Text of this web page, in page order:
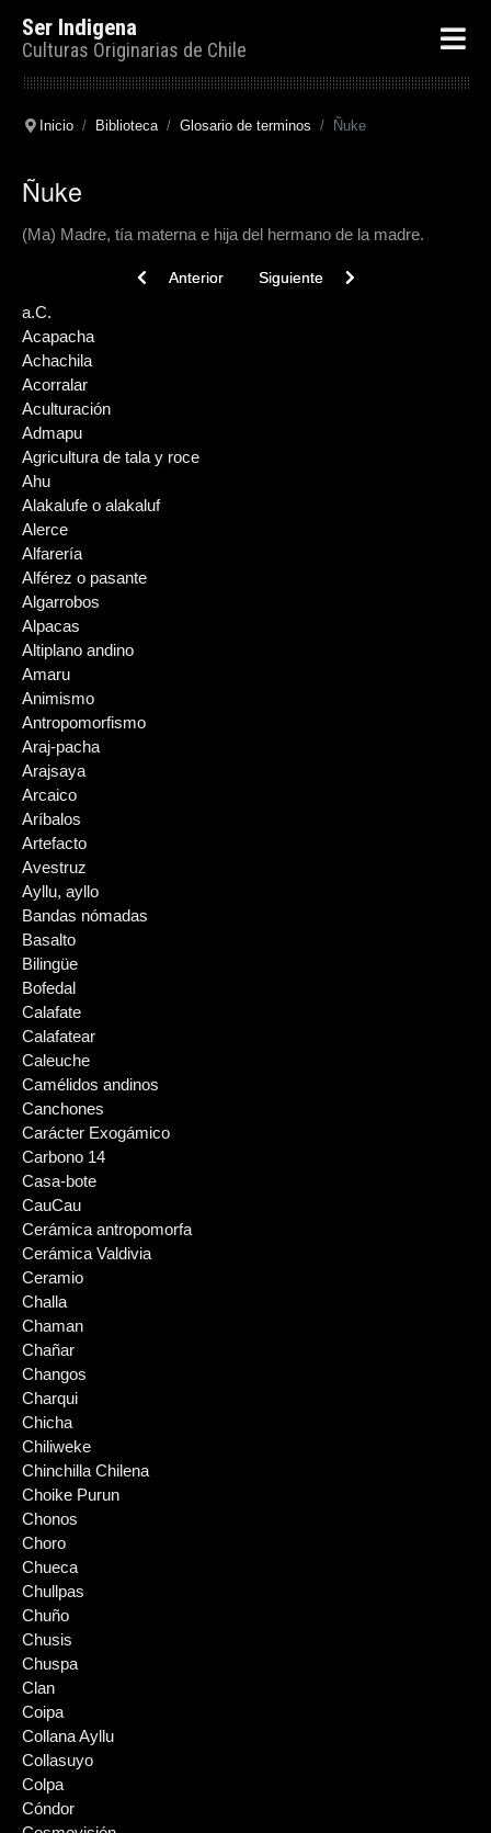
Ser Indigena
Culturas Originarias de Chile
Inicio Biblioteca Glosario de terminos Ñuke
Ñuke
(Ma) Madre, tía materna e hija del hermano de la madre.
Previous article: Orongo
Anterior Next article: Nominalizada
Siguiente
a.C.
Acapacha
Achachila
Acorralar
Aculturación
Admapu
Agricultura de tala y roce
Ahu
Alakalufe o alakaluf
Alerce
Alfarería
Alférez o pasante
Algarrobos
Alpacas
Altiplano andino
Amaru
Animismo
Antropomorfismo
Araj-pacha
Arajsaya
Arcaico
Aríbalos
Artefacto
Avestruz
Ayllu, ayllo
Bandas nómadas
Basalto
Bilingüe
Bofedal
Calafate
Calafatear
Caleuche
Camélidos andinos
Canchones
Carácter Exogámico
Carbono 14
Casa-bote
CauCau
Cerámica antropomorfa
Cerámica Valdivia
Ceramio
Challa
Chaman
Chañar
Changos
Charqui
Chicha
Chiliweke
Chinchilla Chilena
Choike Purun
Chonos
Choro
Chueca
Chullpas
Chuño
Chusis
Chuspa
Clan
Coipa
Collana Ayllu
Collasuyo
Colpa
Cóndor